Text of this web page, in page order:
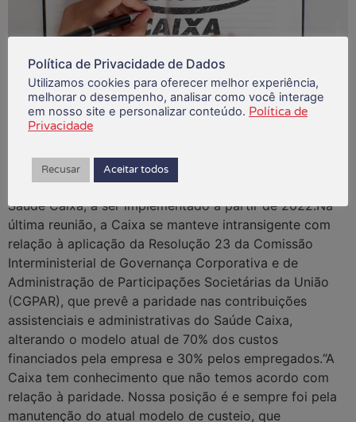
A Comissão Executiva dos Empregados (CEE) da Caixa
feira (3), a partir das 10h30, para retomar as
negociações sobre o modelo de custeio e gestão do
Saúde Caixa, a ser implementado a partir de 2022.Na
última reunião, a Caixa se manteve intransigente com
relação à aplicação da Resolução 23 da Comissão
Interministerial de Governança Corporativa e de
Administração de Participações Societárias da União
(CGPAR), que prevê a paridade nas contribuições
assistenciais e administrativas do Saúde Caixa,
alterando o modelo atual de 70% dos custos
financiados pela empresa e 30% pelos empregados.“A
Caixa tem conhecimento que não temos acordo com
relação à paridade. Nossa posição é e sempre foi pela
manutenção do atual modelo de custeio, que
Política de Privacidade de Dados
Utilizamos cookies para oferecer melhor experiência,
melhorar o desempenho, analisar como você interage
em nosso site e personalizar conteúdo. Política de
Privacidade
Recusar Aceitar todos